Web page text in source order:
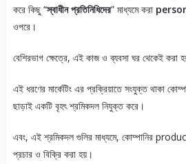
করে কিছু “স্বাধীনপ্রতিনিধিদের” মাধ্যমে করা
ওপরে।
বেশিরভাগ ক্ষেত্রে, এই কাজ ও ব্যবসা ঘর থেকেই করা
এই ধরণের মার্কেটিং এর প্রক্রিয়াতে সংযুক্ত থাকা
ছাড়াই একটি বৃহৎ শ্রমিকদল নিযুক্ত করে।
এবং, এই শ্রমিকদল গুলির মাধ্যমে, কোম্পানির
প্রচার ও বিক্রি করা হয়।